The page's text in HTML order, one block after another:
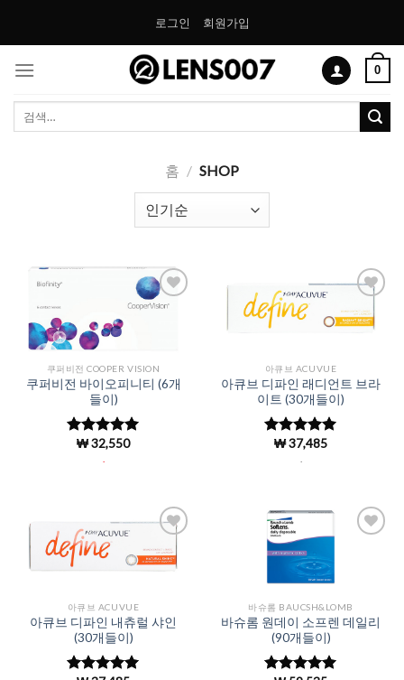
로그인 회원가입
0
색:
홈 / SHOP
Add to
쿠퍼비전 COOPER VISION
쿠퍼비전 바이오피니티 (6개
들이)
5 중에서
로 평
₩32,550
Add to
Wishlist
아큐브 ACUVUE
아큐브 디파인 래디언트 브라
이트 (30개들이)
5 중에서
로 평
₩37,485
Add to
Wishlist
아큐브 ACUVUE
아큐브 디파인 내츄럴 샤인
(30개들이)
바슈롬 BAUCSH&LOMB
바슈롬 원데이 소프렌 데일리
(90개들이)